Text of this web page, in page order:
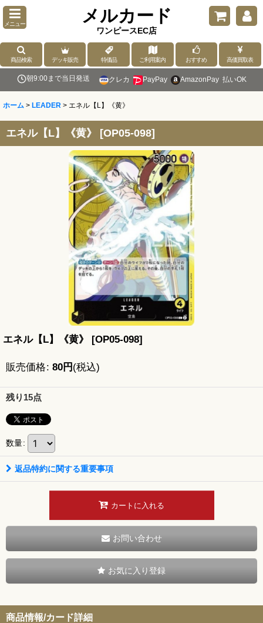
メニュー メルカード
ワンピースEC店
商品検索 デッキ販売 特価品 ご利用案内 おすすめ 高価買取表
朝9:00まで当日発送 クレカ PayPay AmazonPay 払いOK
ホーム > LEADER > エネル【L】《黄》
エネル【L】《黄》 [OP05-098]
エネル【L】《黄》 [OP05-098]
販売価格: 80円 (税込)
残り15点
数量:
返品特約に関する重要事項
カートに入れる
お問い合わせ
お気に入り登録
商品情報/カード詳細